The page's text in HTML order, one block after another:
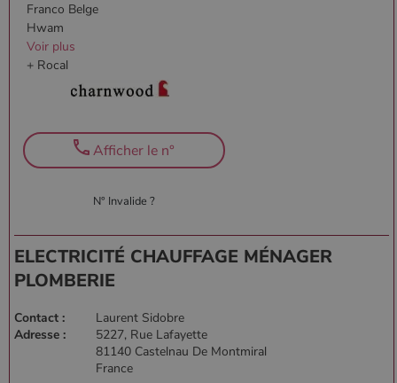
Franco Belge
Hwam
Voir plus
+ Rocal
N° Invalide ?
Afficher le n°
ELECTRICITÉ CHAUFFAGE MÉNAGER
PLOMBERIE
Contact :
Laurent Sidobre
Adresse :
5227, Rue Lafayette
81140 Castelnau De Montmiral
France